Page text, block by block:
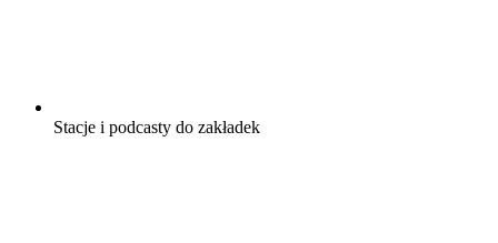
Stacje i podcasty do zakładek